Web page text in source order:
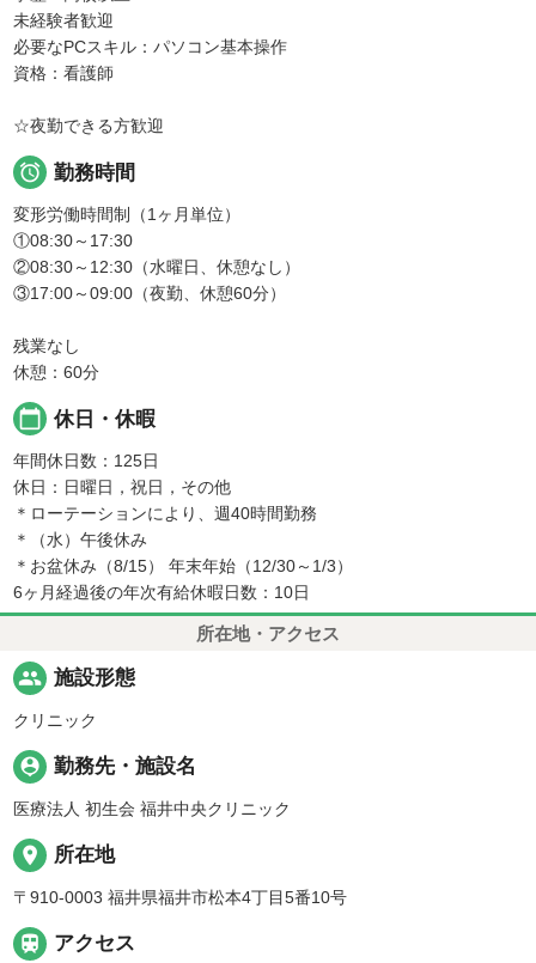
未経験者歓迎
必要なPCスキル：パソコン基本操作
資格：看護師
☆夜勤できる方歓迎
 勤務時間
変形労働時間制（1ヶ月単位）
①08:30～17:30
②08:30～12:30（水曜日、休憩なし）
③17:00～09:00（夜勤、休憩60分）
残業なし
休憩：60分
calendar_today 休日・休暇
年間休日数：125日
休日：日曜日，祝日，その他
＊ローテーションにより、週40時間勤務
＊（水）午後休み
＊お盆休み（8/15） 年末年始（12/30～1/3）
6ヶ月経過後の年次有給休暇日数：10日
所在地・アクセス
people 施設形態
クリニック
person_pin 勤務先・施設名
医療法人 初生会 福井中央クリニック
place 所在地
〒910-0003 福井県福井市松本4丁目5番10号
 アクセス